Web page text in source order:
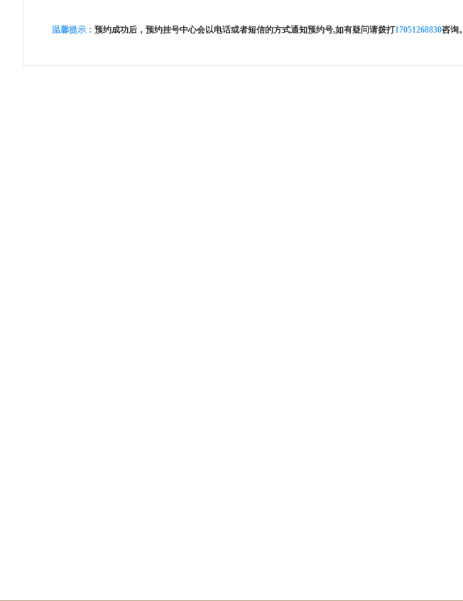
温馨提示： 预约成功后，预约挂号中心会以电话或者短信的方式通知预约号,如有疑问请拨打17051268830咨询。